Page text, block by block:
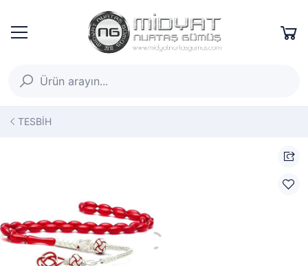
TESBİH